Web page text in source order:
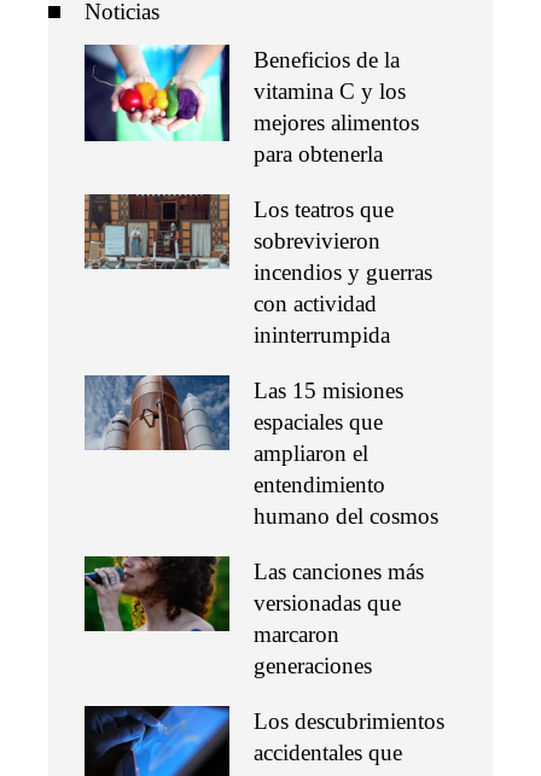
Noticias
Beneficios de la
vitamina C y los
mejores alimentos
para obtenerla
Los teatros que
sobrevivieron
incendios y guerras
con actividad
ininterrumpida
Las 15 misiones
espaciales que
ampliaron el
entendimiento
humano del cosmos
Las canciones más
versionadas que
marcaron
generaciones
Los descubrimientos
accidentales que